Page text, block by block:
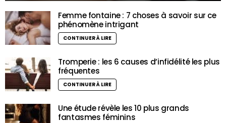
Femme fontaine : 7 choses à savoir sur ce
phénomène intrigant
CONTINUER À LIRE
Tromperie : les 6 causes d’infidélité les plus
fréquentes
CONTINUER À LIRE
Une étude révèle les 10 plus grands
fantasmes féminins